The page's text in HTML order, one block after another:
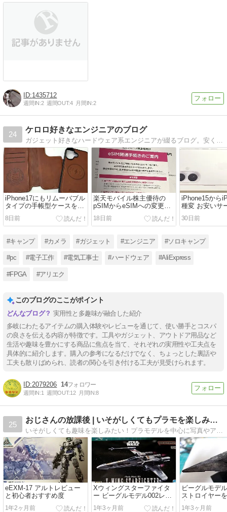
1435712
週間IN:2 週間OUT:4 月間IN:2
24
ケロロ好きなエンジニアのブログ
ガジェット好きなハードウェア系エンジニアが綴るブログ。安くて面白いものを日々追い求めてます
iPhone17にもリムーバブル
タイプの手帳型ケースを買
ってみた
8日前
楽天モバイル株主優待の
pSIMからeSIMへの変更は2
週間かかるぞ
18日前
iPhone15から
種変 お安いサ
けられず
30日前
#キャンプ #カメラ #ガジェット #エンジニア #ソロキャンプ
#pc #電子工作 #電気工事士 #ハードウェア #AliExpress
#FPGA #アリエク
このブログのここがポイント
実用性と多趣味が融合した紹介
多岐にわたるアイテムの購入体験やレビューを通じて、使い勝手とコスパ
の良さを伝える内容が特徴です。工具やガジェット、アウトドア用品など
生活や趣味を豊かにする商品に焦点を当て、それぞれの実用性や工夫点を
具体的に紹介します。購入の参考になるだけでなく、ちょっとした裏話や
工夫も散りばめられ、読者の関心を引き付ける工夫が見受けられます。
2079206 14
週間IN:1 週間OUT:12 月間IN:8
25
おじさんの放課後 | いそがしくてもプラモを楽しみたい！
eEXM-17 アルトレビュー
と初心者おすすめ度
1年2ヶ月前
Xウィングスターファイタ
ー ビーグルモデル002レビ
ュー
1年3ヶ月前
ビーグルモデ
ストロイヤー
上げる
1年3ヶ月前